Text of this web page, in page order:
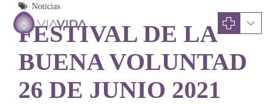
Noticias
FESTIVAL DE LA
BUENA VOLUNTAD
26 DE JUNIO 2021